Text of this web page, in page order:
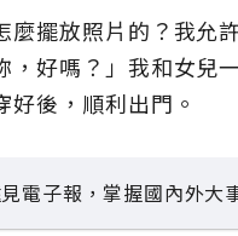
擺放照片的？我允
好嗎？」我和女兒
後，順利出門。
電子報，掌握國內外大